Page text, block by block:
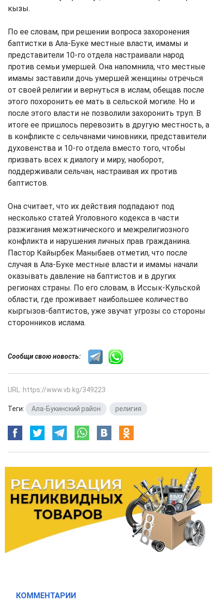
кызы.
По ее словам, при решении вопроса захоронения
баптистки в Ала-Буке местные власти, имамы и
представители 10-го отдела настраивали народ
против семьи умершей. Она напомнила, что местные
имамы заставили дочь умершей женщины отречься
от своей религии и вернуться в ислам, обещав после
этого похоронить ее мать в сельской могиле. Но и
после этого власти не позволили захоронить труп. В
итоге ее пришлось перевозить в другую местность, а
в конфликте с сельчанами чиновники, представители
духовенства и 10-го отдела вместо того, чтобы
призвать всех к диалогу и миру, наоборот,
поддерживали сельчан, настраивая их против
баптистов.
Она считает, что их действия подпадают под
несколько статей Уголовного кодекса в части
разжигания межэтнического и межрелигиозного
конфликта и нарушения личных прав гражданина.
Пастор Кайырбек Маныбаев отметил, что после
случая в Ала-Буке местные власти и имамы начали
оказывать давление на баптистов и в других
регионах страны. По его словам, в Иссык-Кульской
области, где проживает наибольшее количество
кыргызов-баптистов, уже звучат угрозы со стороны
сторонников ислама.
Сообщи свою новость:
URL: https://www.vb.kg/349223
Теги: Ала-Букинский район религия
КОММЕНТАРИИ